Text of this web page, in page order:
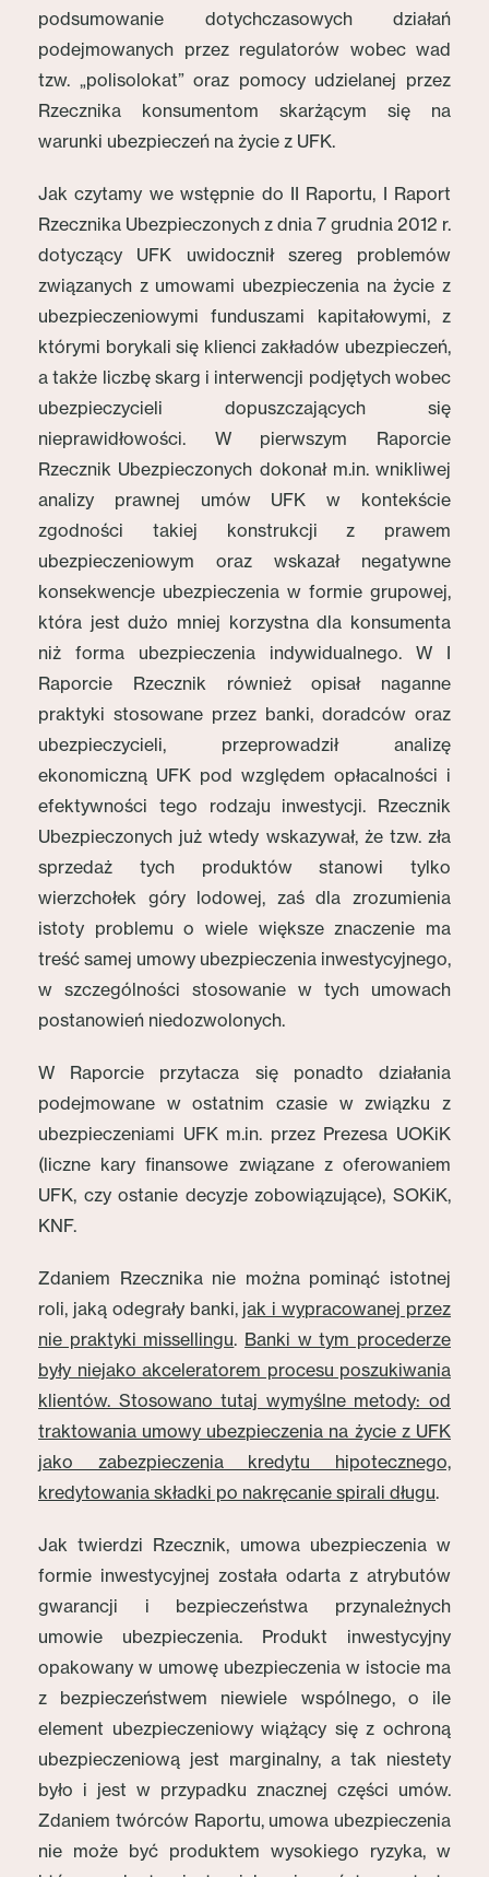
podsumowanie dotychczasowych działań
podejmowanych przez regulatorów wobec wad
tzw. „polisolokat” oraz pomocy udzielanej przez
Rzecznika konsumentom skarżącym się na
warunki ubezpieczeń na życie z UFK.
Jak czytamy we wstępnie do II Raportu, I Raport
Rzecznika Ubezpieczonych z dnia 7 grudnia 2012 r.
dotyczący UFK uwidocznił szereg problemów
związanych z umowami ubezpieczenia na życie z
ubezpieczeniowymi funduszami kapitałowymi, z
którymi borykali się klienci zakładów ubezpieczeń,
a także liczbę skarg i interwencji podjętych wobec
ubezpieczycieli dopuszczających się
nieprawidłowości. W pierwszym Raporcie
Rzecznik Ubezpieczonych dokonał m.in. wnikliwej
analizy prawnej umów UFK w kontekście
zgodności takiej konstrukcji z prawem
ubezpieczeniowym oraz wskazał negatywne
konsekwencje ubezpieczenia w formie grupowej,
która jest dużo mniej korzystna dla konsumenta
niż forma ubezpieczenia indywidualnego. W I
Raporcie Rzecznik również opisał naganne
praktyki stosowane przez banki, doradców oraz
ubezpieczycieli, przeprowadził analizę
ekonomiczną UFK pod względem opłacalności i
efektywności tego rodzaju inwestycji. Rzecznik
Ubezpieczonych już wtedy wskazywał, że tzw. zła
sprzedaż tych produktów stanowi tylko
wierzchołek góry lodowej, zaś dla zrozumienia
istoty problemu o wiele większe znaczenie ma
treść samej umowy ubezpieczenia inwestycyjnego,
w szczególności stosowanie w tych umowach
postanowień niedozwolonych.
W Raporcie przytacza się ponadto działania
podejmowane w ostatnim czasie w związku z
ubezpieczeniami UFK m.in. przez Prezesa UOKiK
(liczne kary finansowe związane z oferowaniem
UFK, czy ostanie decyzje zobowiązujące), SOKiK,
KNF.
Zdaniem Rzecznika nie można pominąć istotnej
roli, jaką odegrały banki, jak i wypracowanej przez
nie praktyki missellingu. Banki w tym procederze
były niejako akceleratorem procesu poszukiwania
klientów. Stosowano tutaj wymyślne metody: od
traktowania umowy ubezpieczenia na życie z UFK
jako zabezpieczenia kredytu hipotecznego,
kredytowania składki po nakręcanie spirali długu.
Jak twierdzi Rzecznik, umowa ubezpieczenia w
formie inwestycyjnej została odarta z atrybutów
gwarancji i bezpieczeństwa przynależnych
umowie ubezpieczenia. Produkt inwestycyjny
opakowany w umowę ubezpieczenia w istocie ma
z bezpieczeństwem niewiele wspólnego, o ile
element ubezpieczeniowy wiążący się z ochroną
ubezpieczeniową jest marginalny, a tak niestety
było i jest w przypadku znacznej części umów.
Zdaniem twórców Raportu, umowa ubezpieczenia
nie może być produktem wysokiego ryzyka, w